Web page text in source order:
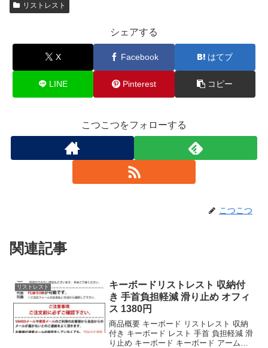
リストレスト
シェアする
X Facebook はてブ
LINE Pinterest コピー
こつこつをフォローする
こつこつ
関連記事
リストレスト
キーボードリストレスト 収納付
き 手首負担軽減 滑り止め オフィ
ス 1380円
商品概要 キーボード リストレスト 収納
付き キーボード レスト 手首 負担軽減 滑
り止め キーボード キーボード アームレ